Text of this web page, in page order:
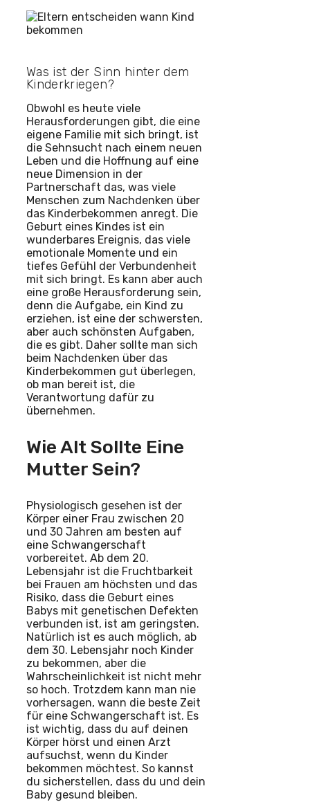
Was ist der Sinn hinter dem
Kinderkriegen?
Obwohl es heute viele
Herausforderungen gibt, die eine
eigene Familie mit sich bringt, ist
die Sehnsucht nach einem neuen
Leben und die Hoffnung auf eine
neue Dimension in der
Partnerschaft das, was viele
Menschen zum Nachdenken über
das Kinderbekommen anregt. Die
Geburt eines Kindes ist ein
wunderbares Ereignis, das viele
emotionale Momente und ein
tiefes Gefühl der Verbundenheit
mit sich bringt. Es kann aber auch
eine große Herausforderung sein,
denn die Aufgabe, ein Kind zu
erziehen, ist eine der schwersten,
aber auch schönsten Aufgaben,
die es gibt. Daher sollte man sich
beim Nachdenken über das
Kinderbekommen gut überlegen,
ob man bereit ist, die
Verantwortung dafür zu
übernehmen.
Wie Alt Sollte Eine
Mutter Sein?
Physiologisch gesehen ist der
Körper einer Frau zwischen 20
und 30 Jahren am besten auf
eine Schwangerschaft
vorbereitet. Ab dem 20.
Lebensjahr ist die Fruchtbarkeit
bei Frauen am höchsten und das
Risiko, dass die Geburt eines
Babys mit genetischen Defekten
verbunden ist, ist am geringsten.
Natürlich ist es auch möglich, ab
dem 30. Lebensjahr noch Kinder
zu bekommen, aber die
Wahrscheinlichkeit ist nicht mehr
so hoch. Trotzdem kann man nie
vorhersagen, wann die beste Zeit
für eine Schwangerschaft ist. Es
ist wichtig, dass du auf deinen
Körper hörst und einen Arzt
aufsuchst, wenn du Kinder
bekommen möchtest. So kannst
du sicherstellen, dass du und dein
Baby gesund bleiben.